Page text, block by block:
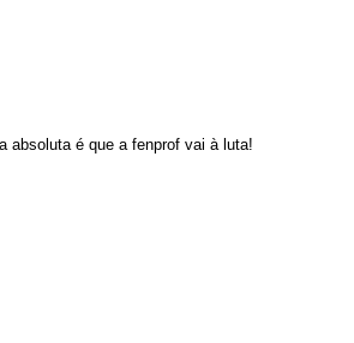
absoluta é que a fenprof vai à luta!